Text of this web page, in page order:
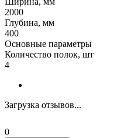
2000
Глубина, мм
400
Основные параметры
Количество полок, шт
4
Загрузка отзывов...
0